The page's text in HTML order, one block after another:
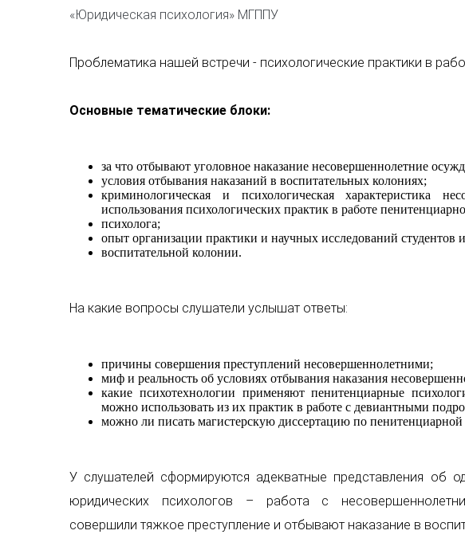
«Юридическая психология» МГППУ
Проблематика нашей встречи - психологические практики в
Основные тематические блоки:
за что отбывают уголовное наказание несовершеннолетние
условия отбывания наказаний в воспитательных колониях;
криминологическая и психологическая характеристика
использования психологических практик в работе
психолога;
опыт организации практики и научных исследований студентов
воспитательной колонии.
На какие вопросы слушатели услышат ответы:
причины совершения преступлений несовершеннолетними;
миф и реальность об условиях отбывания наказания
какие психотехнологии применяют пенитенциарные
можно использовать из их практик в работе с девиантными
можно ли писать магистерскую диссертацию по пенитенциарной
У слушателей сформируются адекватные представления об
юридических психологов – работа с
совершили тяжкое преступление и отбывают наказание в